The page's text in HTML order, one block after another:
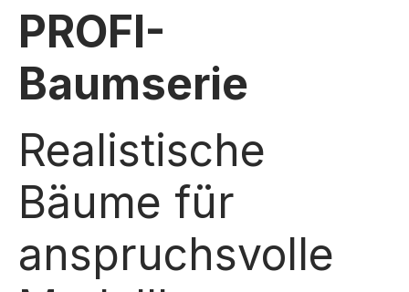
PROFI-
Baumserie
Realistische
Bäume für
anspruchsvolle